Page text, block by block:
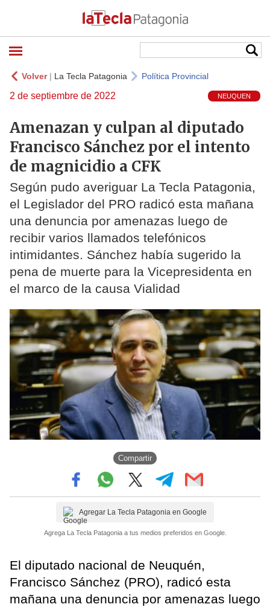
Volver| La Tecla Patagonia Política Provincial
2 de septiembre de 2022 NEUQUEN
Amenazan y culpan al diputado
Francisco Sánchez por el intento
de magnicidio a CFK
Según pudo averiguar La Tecla Patagonia,
el Legislador del PRO radicó esta mañana
una denuncia por amenazas luego de
recibir varios llamados telefónicos
intimidantes. Sánchez había sugerido la
pena de muerte para la Vicepresidenta en
el marco de la causa Vialidad
Compartir
Agregar La Tecla Patagonia en Google
Agrega La Tecla Patagonia a tus medios preferidos en Google.
El diputado nacional de Neuquén,
Francisco Sánchez (PRO), radicó esta
mañana una denuncia por amenazas luego